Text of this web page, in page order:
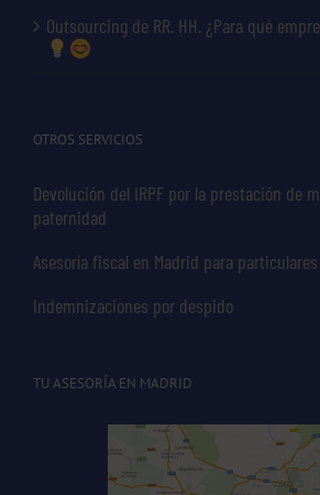
Outsourcing de RR. HH. ¿Para qué
OTROS SERVICIOS
Devolución del IRPF por la prestación de
paternidad
Asesoría fiscal en Madrid para particulares
Indemnizaciones por despido
TU ASESORÍA EN MADRID